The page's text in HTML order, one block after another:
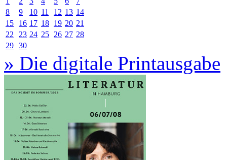
8
9 10 11 12 13 14
15
16 17 18 19 20 21
22
23 24 25 26 27 28
29 30
» Die digitale Printausgabe